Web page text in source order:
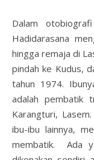
Dalam
Hadidarasana
hingga remaja di
pindah ke Kudus,
tahun 1974.
adalah pembatik
Karangturi,
ibu-ibu lainnya,
membatik. Ada